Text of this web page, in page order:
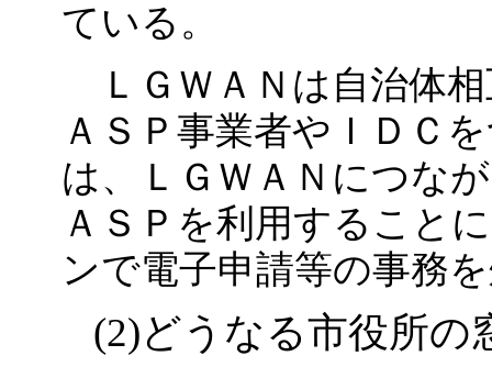
ている。
ＬＧＷＡＮは自治体
ＡＳＰ事業者やＩＤＣ
は、ＬＧＷＡＮにつな
ＡＳＰを利用すること
ンで電子申請等の事務
(2)どうなる市役所の